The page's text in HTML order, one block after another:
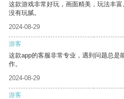
这款游戏非常好玩，画面精美，玩法丰
没有玩腻。
2024-08-29
游客
这款app的客服非常专业，遇到问题总是
作。
2024-08-29
游客